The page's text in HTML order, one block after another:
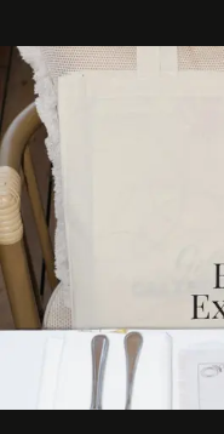
buluşturarak markanın
sürükleyici ve